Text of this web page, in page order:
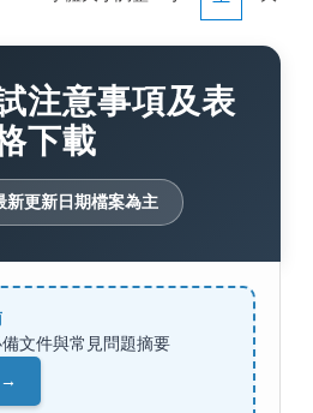
注意事項及表
下載
新更新日期檔案為主
文件與常見問題摘要
→